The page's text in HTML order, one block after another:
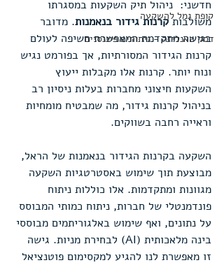
קופת גמל להשקעה
דסק האנליזה - ניתוחים פיננסיים
חדשני:  ניהול תיק השקעות במסגרתו
משולבות קרנות גידור בנאמנות. מדובר
בגישה מתקדמת המאפשרת חשיפה לעולם
קרנות הגידור המסורתיות, אך בפורמט נגיש
ונוח יותר. קרנות אלו מקבלות ייעוץ
השקעות חיצוני מחברות בעלות ניסיון רב
בניהול קרנות גידור, מה שמבטיח מומחיות
וראייה רחבה בשווקים.
השקעה בקרנות הגידור בנאמנות של הראל,
מבוצעת תוך שימוש באסטרטגיות השקעה
מגוונות ומתקדמות. אלו כוללות ניתוח
פונדמנטלי של חברות, ניתוח כמותי המבוסס
על נתונים, ואף שימוש באלגוריתמים מבוססי
בינה מלאכותית (AI) לבחירת מניות. גישה
זו מאפשרת לנו להגיע למקסימום פוטנציאל